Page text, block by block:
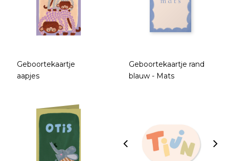
Geboortekaartje
aapjes
Geboortekaartje rand
blauw - Mats